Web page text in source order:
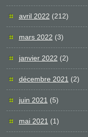
avril 2022 (212)
mars 2022 (3)
janvier 2022 (2)
décembre 2021 (2)
juin 2021 (5)
mai 2021 (1)